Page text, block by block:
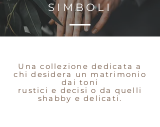
SIMBOLI
Una collezione dedicata a
chi desidera un matrimonio
dai toni
rustici e decisi o da quelli
shabby e delicati.